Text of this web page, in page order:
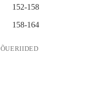
152-158
158-164
ÕUERIIDED